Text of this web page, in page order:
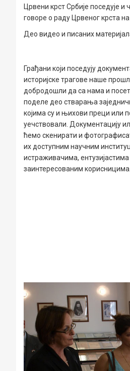
Црвени крст Србије поседује
говоре о раду Црвеног крста
Део видео и писаних
Грађани који поседују
историјске трагове наше
добродошли да са нама и
поделе део стварања
којима су и њихови преци или
уечствовали. Документацију
ћемо скенирати и
их доступним научним
истраживачима,
заинтересованим корисницима.